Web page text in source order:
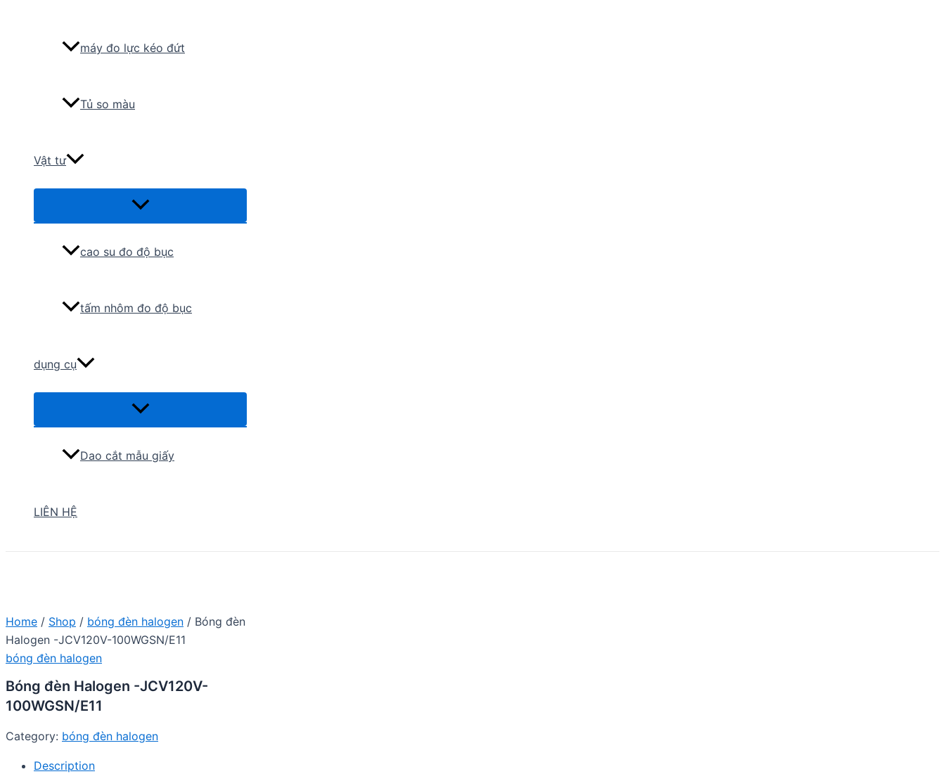
máy đo lực kéo đứt
Tủ so màu
Vật tư
Menu
cao su đo độ bục
tấm nhôm đo độ bục
dụng cụ
Menu
Dao cắt mẫu giấy
LIÊN HỆ
Home / Shop / bóng đèn halogen / Bóng đèn
Halogen -JCV120V-100WGSN/E11
bóng đèn halogen
Bóng đèn Halogen -JCV120V-
100WGSN/E11
Category: bóng đèn halogen
Description